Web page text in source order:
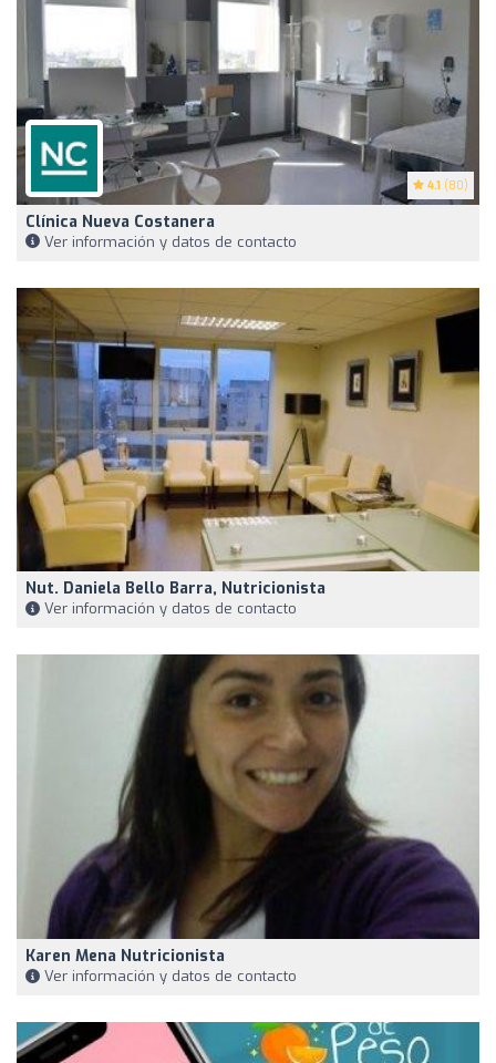
4.1 (80)
Clínica Nueva Costanera
Ver información y datos de contacto
Nut. Daniela Bello Barra, Nutricionista
Ver información y datos de contacto
Karen Mena Nutricionista
Ver información y datos de contacto